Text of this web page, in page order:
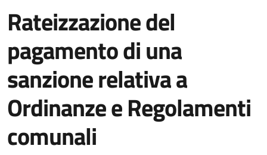
Rateizzazione del
pagamento di una
sanzione relativa a
Ordinanze e Regolamenti
comunali